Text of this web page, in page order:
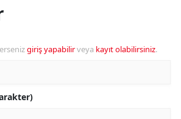
giriş yapabilirveya kayıt olabilirsiniz.